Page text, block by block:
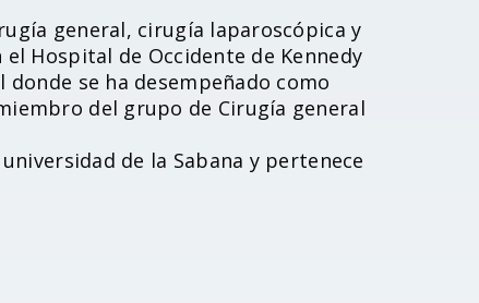
general, cirugía laparoscópica y
Hospital de Occidente de Kennedy
se ha desempeñado como
del grupo de Cirugía general
de la Sabana y pertenece